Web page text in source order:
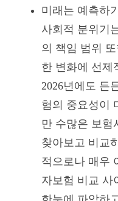
미래는 예측하
사회적 분위기
의 책임 범위
한 변화에 선제
2026년에도 든
험의 중요성이
만 수많은 보험
찾아보고 비교
적으로나 매우
자보험 비교 사